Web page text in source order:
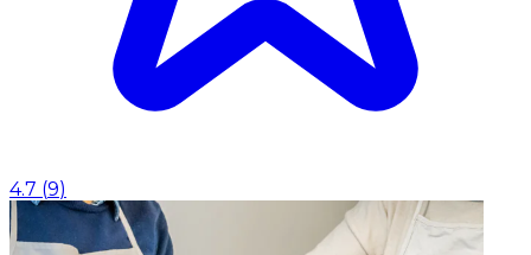
4.7 (9)